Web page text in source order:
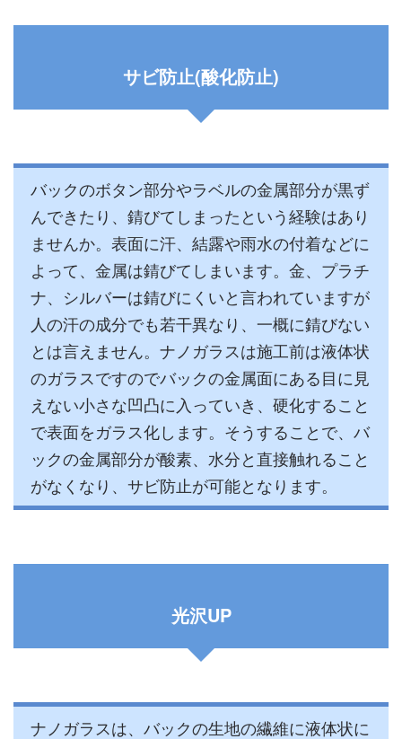
サビ防止(酸化防止)
バックのボタン部分やラベルの金属部分が黒ず
んできたり、錆びてしまったという経験はあり
ませんか。表面に汗、結露や雨水の付着などに
よって、金属は錆びてしまいます。金、プラチ
ナ、シルバーは錆びにくいと言われていますが
人の汗の成分でも若干異なり、一概に錆びない
とは言えません。ナノガラスは施工前は液体状
のガラスですのでバックの金属面にある目に見
えない小さな凹凸に入っていき、硬化すること
で表面をガラス化します。そうすることで、バ
ックの金属部分が酸素、水分と直接触れること
がなくなり、サビ防止が可能となります。
光沢UP
ナノガラスは、バックの生地の繊維に液体状に